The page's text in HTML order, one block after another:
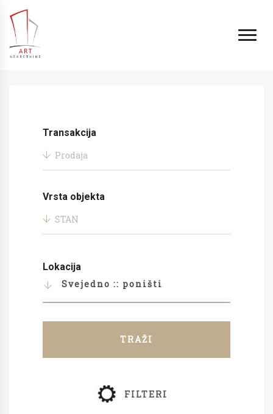
Transakcija
Prodaja
Vrsta objekta
STAN
Lokacija
Svejedno :: poništi
TRAŽI
FILTERI